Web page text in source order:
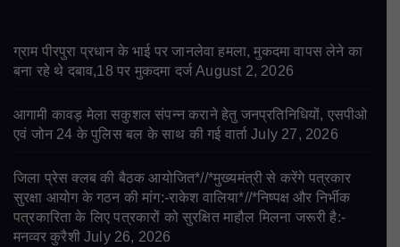
ग्राम पीरपुरा प्रधान के भाई पर जानलेवा हमला, मुकदमा वापस लेने का
बना रहे थे दबाव,18 पर मुकदमा दर्ज August 2, 2026
आगामी कावड़ मेला सकुशल संपन्न कराने हेतु जनप्रतिनिधियों, एसपीओ
एवं जोन 24 के पुलिस बल के साथ की गई वार्ता July 27, 2026
जिला प्रेस क्लब की बैठक आयोजित*//*मुख्यमंत्री से करेंगे पत्रकार
सुरक्षा आयोग के गठन की मांग:-राकेश वालिया*//*निष्पक्ष और निर्भीक
पत्रकारिता के लिए पत्रकारों को सुरक्षित माहौल मिलना जरूरी है:-
मनव्वर कुरैशी July 26, 2026